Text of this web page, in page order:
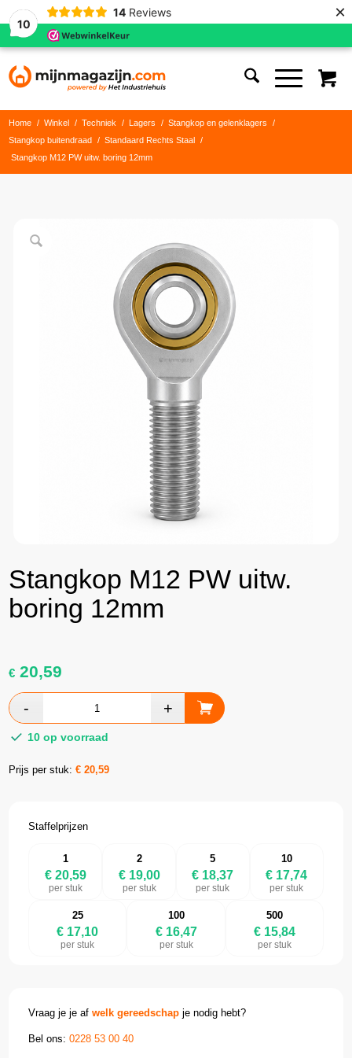
10
14 Reviews ×
Home / Winkel / Techniek / Lagers / Stangkop en gelenklagers
/
Stangkop buitendraad
/ Standaard Rechts Staal
/
Stangkop M12 PW uitw. boring 12mm
Stangkop M12 PW uitw.
boring 12mm
€ 20,59
10 op voorraad
Prijs per stuk:€20,59
Staffelprijzen
1
€ 20,59
per stuk
2
€ 19,00
per stuk
5
€ 18,37
per stuk
10
€ 17,74
per stuk
25
€ 17,10
per stuk
100
€ 16,47
per stuk
500
€ 15,84
per stuk
Vraag je je afwelk gereedschap je nodig hebt?
Bel ons:0228 53 00 40